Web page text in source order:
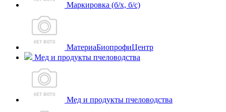
Маркировка (б/х, б/с)
МатериаБиопрофиЦентр
Мед и продукты пчеловодства
Мед и продукты пчеловодства